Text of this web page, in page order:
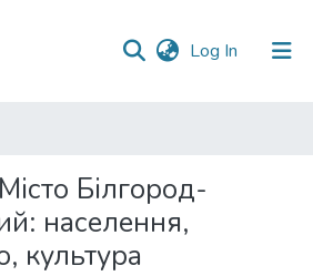
Log In (current)
Білгород-
населення,
культура